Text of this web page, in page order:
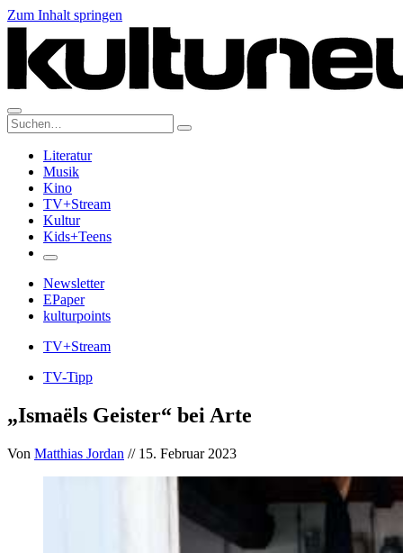
Zum Inhalt springen
Suche:
Literatur
Musik
Kino
TV+Stream
Kultur
Kids+Teens
Newsletter
EPaper
kulturpoints
TV+Stream
TV-Tipp
„Ismaëls Geister“ bei Arte
Von Matthias Jordan // 15. Februar 2023